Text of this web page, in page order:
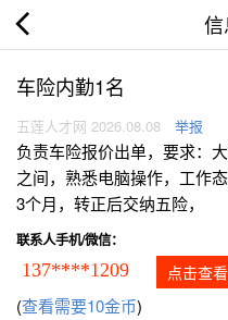
车险内勤1名
五莲人才网 2026.08.08 举报
负责车险报价出单，要求：
之间，熟悉电脑操作，工作
3个月，转正后交纳五险，
联系人手机/微信：
137****1209 点击查
(查看需要10金币)